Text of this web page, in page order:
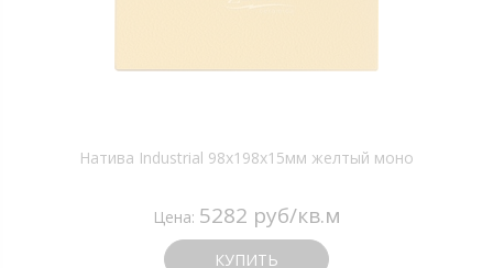
Натива Industrial 98х198х15мм желтый моно
Цена: 5282 руб/кв.м
КУПИТЬ